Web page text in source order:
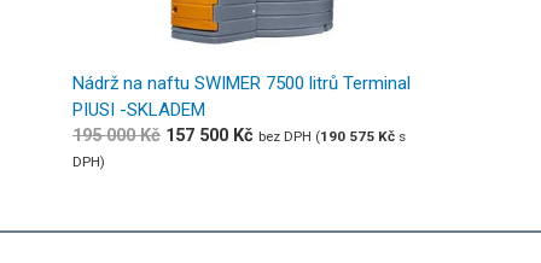
Nádrž na naftu SWIMER 7500 litrů Terminal
PIUSI -SKLADEM
195 000Kč 157 500 Kč bez DPH (190 575 Kč s
DPH)